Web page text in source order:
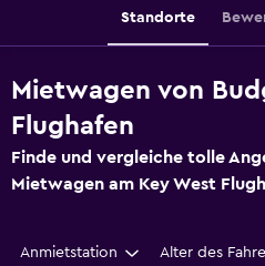
Standorte
Mietwagen von
Flughafen
Finde und vergleiche tolle
Mietwagen am Key West
Anmietstation Alter des